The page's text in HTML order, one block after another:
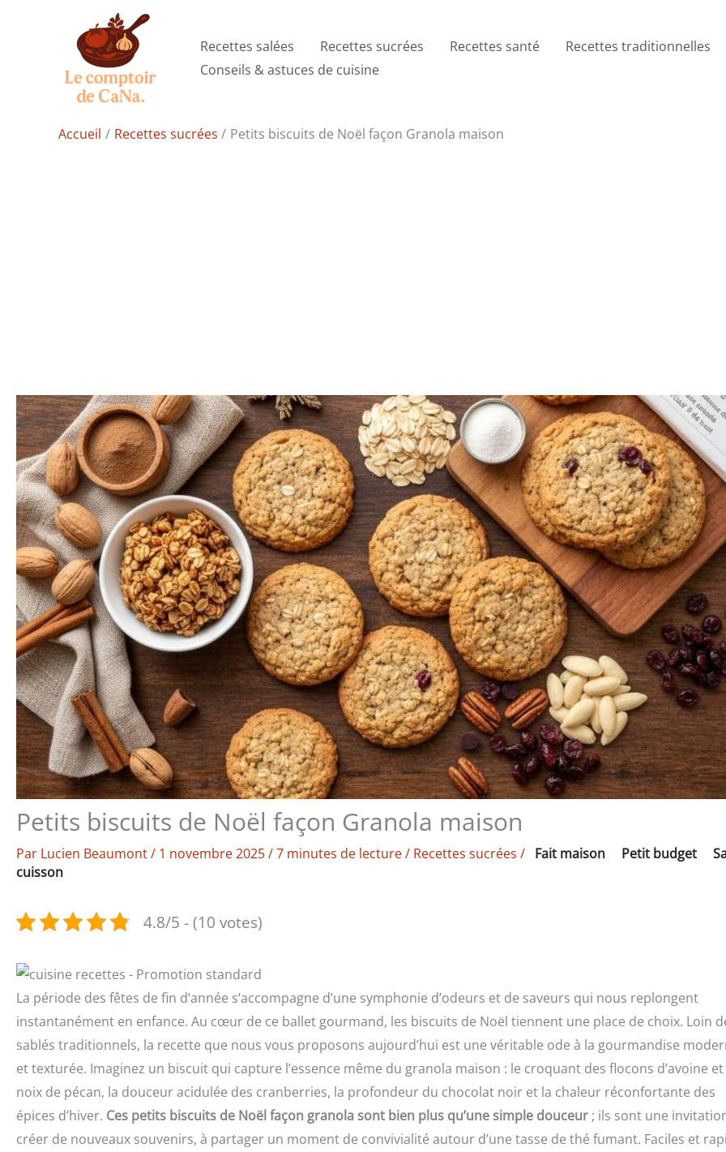
Recettes salées Recettes sucrées Recettes santé
Recettes traditionnelles
Conseils & astuces de cuisine
Accueil Recettes sucrées Petits biscuits de Noël façon Granola maison
Petits biscuits de Noël façon Granola maison
Par Lucien Beaumont/ 1 novembre 2025/7 minutes de lecture/ Recettes sucrées / Fait maison Petit budget
cuisson
4.8/5 - (10 votes)
La période des fêtes de fin d’année s’accompagne d’une symphonie d’odeurs et de saveurs qui nous replongent
instantanément en enfance. Au cœur de ce ballet gourmand, les biscuits de Noël tiennent une place de choix. Loin
sablés traditionnels, la recette que nous vous proposons aujourd’hui est une véritable ode à la gourmandise
et texturée. Imaginez un biscuit qui capture l’essence même du granola maison : le croquant des flocons d’avoine
noix de pécan, la douceur acidulée des cranberries, la profondeur du chocolat noir et la chaleur réconfortante des
épices d’hiver. Ces petits biscuits de Noël façon granola sont bien plus qu’une simple douceur ; ils sont une
créer de nouveaux souvenirs, à partager un moment de convivialité autour d’une tasse de thé fumant. Faciles et